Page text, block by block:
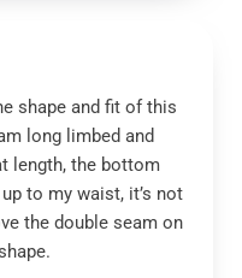
shape and fit of this
long limbed and
length, the bottom
to my waist, it’s not
the double seam on